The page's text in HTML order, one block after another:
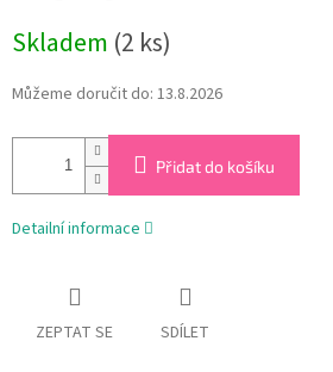
cena:
Skladem (2 ks)
Můžeme doručit do: 13.8.2026
Přidat do košíku
Detailní informace
ZEPTAT SE SDÍLET